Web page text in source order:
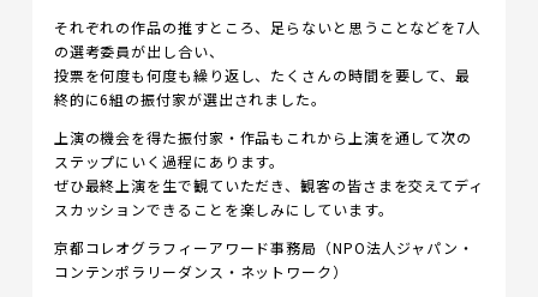
それぞれの作品の推すところ、足らないと思うことなどを7人
の選考委員が出し合い、
投票を何度も何度も繰り返し、たくさんの時間を要して、最
終的に6組の振付家が選出されました。
上演の機会を得た振付家・作品もこれから上演を通して次の
ステップにいく過程にあります。
ぜひ最終上演を生で観ていただき、観客の皆さまを交えてディ
スカッションできることを楽しみにしています。
京都コレオグラフィーアワード事務局（NPO法人ジャパン・
コンテンポラリーダンス・ネットワーク）